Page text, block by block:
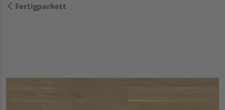
Fertigparkett